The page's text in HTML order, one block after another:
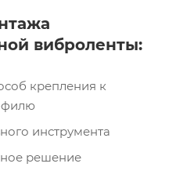
виброленты:
крепления к
инструмента
решение